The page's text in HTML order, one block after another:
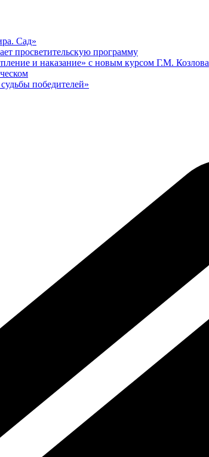
Сад»
просветительскую программу
и наказание» с новым курсом Г.М. Козлова
победителей»